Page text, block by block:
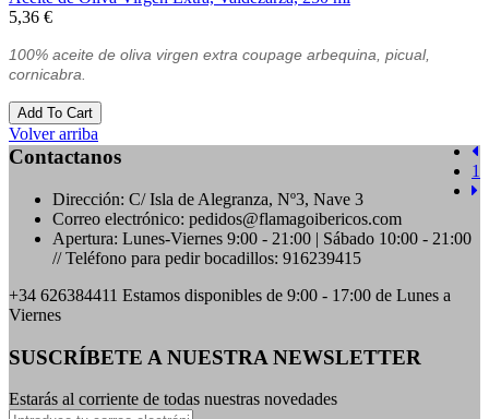
5,36 €
100% aceite de oliva virgen extra coupage arbequina, picual,
cornicabra.
Add To Cart
Volver arriba
1
Contactanos
Dirección: C/ Isla de Alegranza, Nº3, Nave 3
Correo electrónico: pedidos@flamagoibericos.com
Apertura: Lunes-Viernes 9:00 - 21:00 | Sábado 10:00 - 21:00
// Teléfono para pedir bocadillos: 916239415
+34 626384411 Estamos disponibles de 9:00 - 17:00 de Lunes a
Viernes
SUSCRÍBETE A NUESTRA NEWSLETTER
Estarás al corriente de todas nuestras novedades